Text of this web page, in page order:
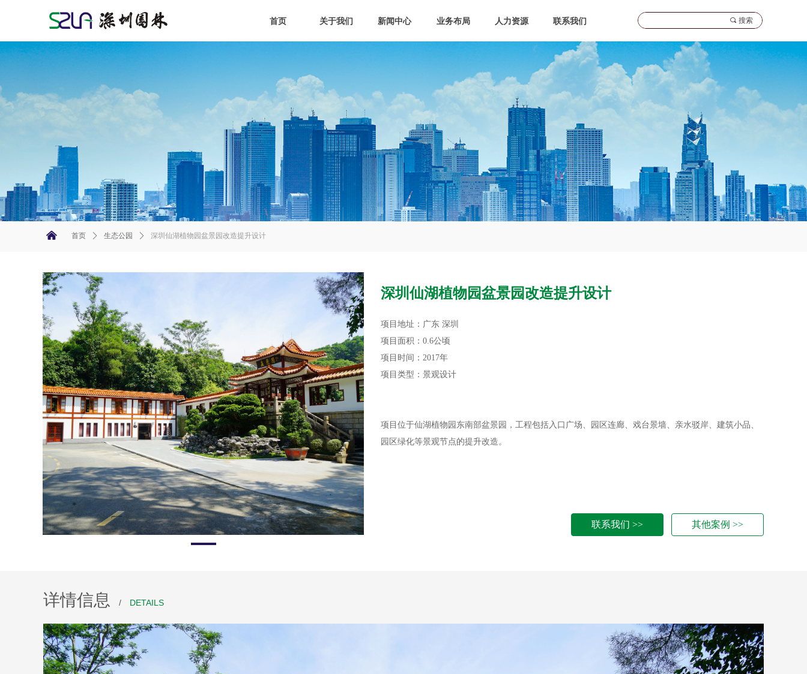
首页 关于我们 新闻中心 业务布局 人力资源 联系我们 끠 搜索
深圳仙湖植物园盆景园改造提升设计
项目地址：广东 深圳
项目面积：0.6公顷
项目时间：2017年
项目类型：景观设计
项目位于仙湖植物园东南部盆景园，工程包括入口广场、园区连廊、戏台景墙、亲水驳岸、建筑小品、
园区绿化等景观节点的提升改造。
联系我们 >> 其他案例 >>
낀 首页 ꄲ 生态公园 ꄲ 深圳仙湖植物园盆景园改造提升设计
详情信息 / DETAILS